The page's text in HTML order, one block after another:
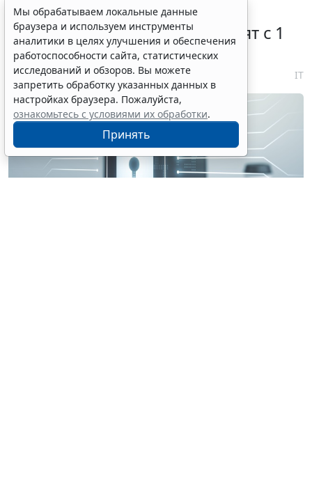
Правовую охрану цифровых
технологий в России расширят с 1
января 2027 года
7 августа 2026 18:04 IT
Мы обрабатываем локальные данные
браузера и используем инструменты
аналитики в целях улучшения и обеспечения
работоспособности сайта, статистических
исследований и обзоров. Вы можете
запретить обработку указанных данных в
настройках браузера. Пожалуйста,
ознакомьтесь с условиями их обработки.
Принять